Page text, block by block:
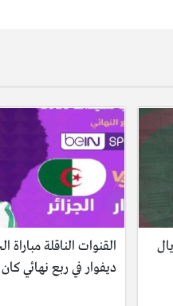
القنوات الناقلة مباراة
ديفوار في ربع نهائي